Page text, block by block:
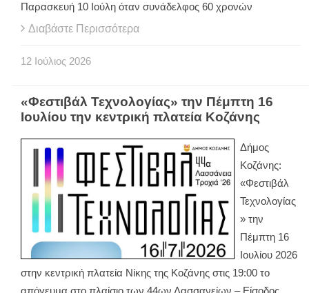
Παρασκευή 10 Ιούλη όταν συνάδελφος 60 χρονών
Διαβάστε Περισσότερα
12 Ιούλιος 2026
«Φεστιβάλ Τεχνολογίας» την Πέμπτη 16
Ιουλίου την κεντρική πλατεία Κοζάνης
Δήμος
Κοζάνης:
«Φεστιβάλ
Τεχνολογίας
» την
Πέμπτη 16
Ιουλίου 2026
στην κεντρική πλατεία Νίκης της Κοζάνης στις 19:00 το
απόγευμα στο πλαίσιο των 44ων Λασσανείων – Είσοδος